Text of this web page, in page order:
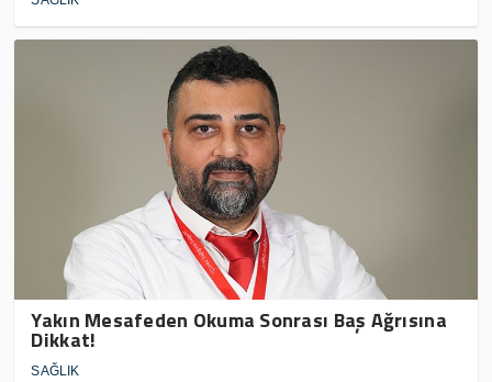
Yakın Mesafeden Okuma Sonrası Baş Ağrısına
Dikkat!
SAĞLIK